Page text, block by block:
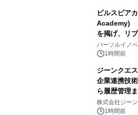
ビルスピア
Academy)
を掲げ、リ
パーソルイノ
1時間前
ジーンクエ
企業連携技
ら履歴管理
タ活用を支援
株式会社ジー
1時間前